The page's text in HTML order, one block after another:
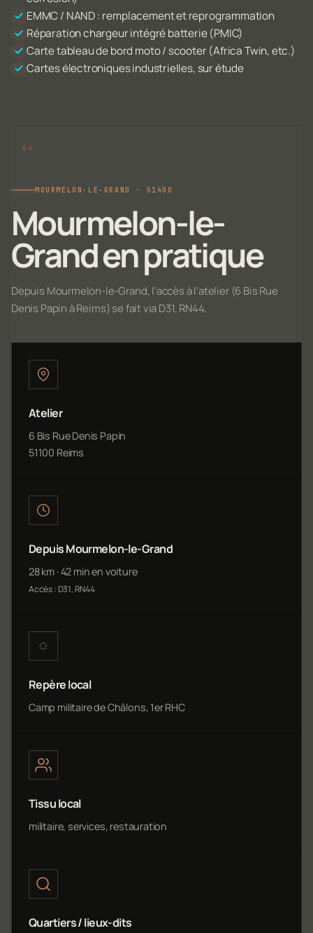
EMMC / NAND : remplacement et reprogrammation
Réparation chargeur intégré batterie (PMIC)
Carte tableau de bord moto / scooter (Africa Twin, etc.)
Cartes électroniques industrielles, sur étude
MOURMELON-LE-GRAND · 51400
Mourmelon-le-
Grand en pratique
Depuis Mourmelon-le-Grand, l'accès à l'atelier (6 Bis Rue
Denis Papin à Reims) se fait via D31, RN44.
Atelier
6 Bis Rue Denis Papin
51100 Reims
Depuis Mourmelon-le-Grand
28 km · 42 min en voiture
Accès : D31, RN44
Repère local
Camp militaire de Châlons, 1er RHC
Tissu local
militaire, services, restauration
Quartiers / lieux-dits